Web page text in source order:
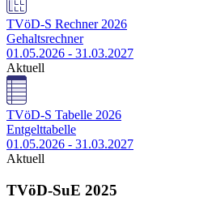
TVöD-S Rechner 2026
Gehaltsrechner
01.05.2026 - 31.03.2027
Aktuell
TVöD-S Tabelle 2026
Entgelttabelle
01.05.2026 - 31.03.2027
Aktuell
TVöD-SuE 2025